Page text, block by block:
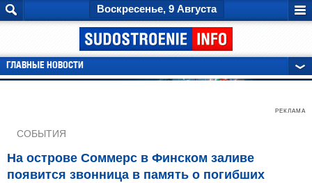
Воскресенье, 9 Августа
ГЛАВНЫЕ НОВОСТИ
РЕКЛАМА
СОБЫТИЯ
На острове Соммерс в Финском заливе
появится звонница в память о погибших